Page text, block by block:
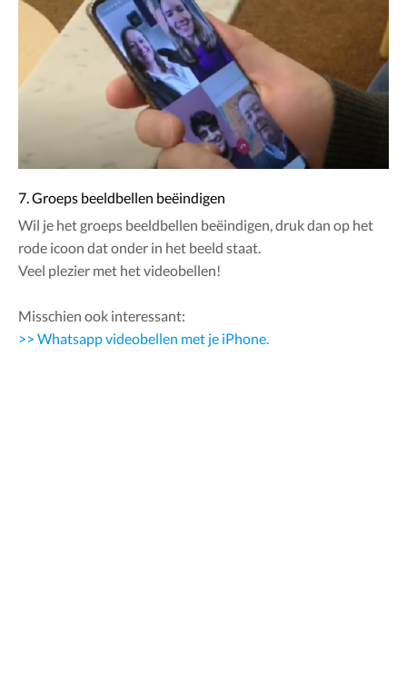
7. Groeps beeldbellen beëindigen
Wil je het groeps beeldbellen beëindigen, druk dan op het
rode icoon dat onder in het beeld staat.
Veel plezier met het videobellen!
Misschien ook interessant:
>> Whatsapp videobellen met je iPhone.